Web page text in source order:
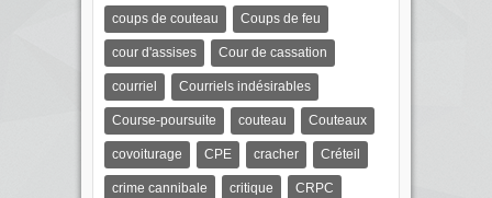
coups de couteau Coups de feu
cour d'assises Cour de cassation
courriel Courriels indésirables
Course-poursuite couteau Couteaux
covoiturage CPE cracher Créteil
crime cannibale critique CRPC